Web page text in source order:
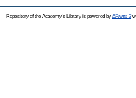
Repository of the Academy's Library is powered by EPrints 3